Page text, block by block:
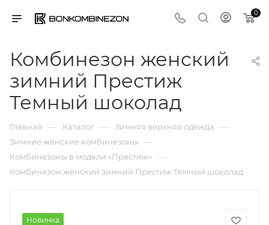
0
Комбинезон женский
зимний Престиж
Темный шоколад
Главная — Каталог — Зимняя верхняя одежда —
Зимние женские комбинезоны —
Комбинезоны в модели «Престиж» —
Комбинезон женский зимний Престиж Темный шоколад
Новинка